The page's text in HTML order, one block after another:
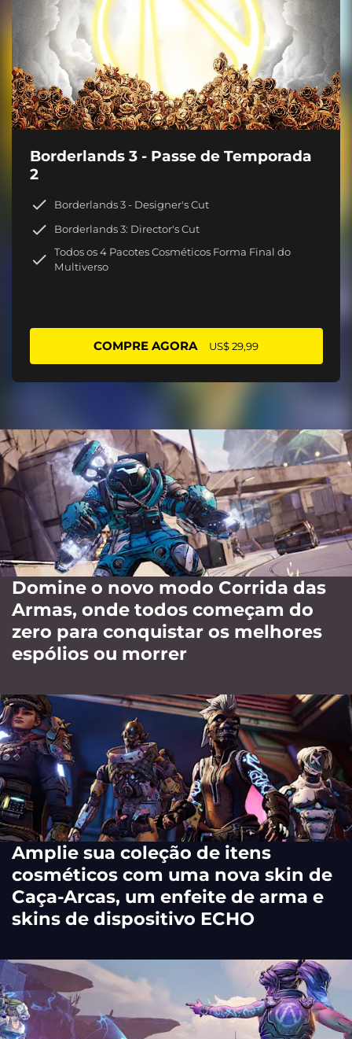
Borderlands 3 - Passe de Temporada
2
Borderlands 3 - Designer's Cut
Borderlands 3: Director's Cut
Todos os 4 Pacotes Cosméticos Forma Final do
Multiverso
COMPRE AGORA US$ 29,99
Domine o novo modo Corrida das
Armas, onde todos começam do
zero para conquistar os melhores
espólios ou morrer
Amplie sua coleção de itens
cosméticos com uma nova skin de
Caça-Arcas, um enfeite de arma e
skins de dispositivo ECHO